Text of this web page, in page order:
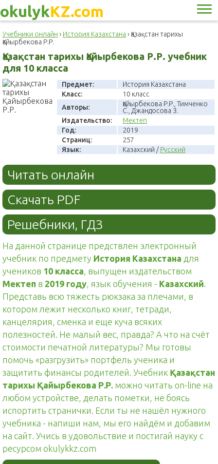
okulykKZ.com
Учебники онлайн › История Казахстана › Қазақстан тарихы
Қайырбекова Р.Р.
Қазақстан тарихы Қайырбекова Р.Р. учебник
для 10 класса
Предмет:
История Казахстана
Класс:
10 класс
Авторы:
Қайырбекова Р.Р., Тимченко
С., Джандосова З.
Издательство:
Мектеп
Год:
2019
Страниц:
257
Язык:
Казахский / Русский
Читать онлайн
Скачать PDF
Решебники, ГДЗ
На данной странице предствлен электронный
учебник по предмету История Казахстана для
учеников 10 класса, выпущен издательством
Мектеп в 2019 году, язык обучения - Казахский.
Представь всю тяжесть рюкзака за плечами, в
котором лежит несколько книг, тетради,
канцелярия, сменка и еще куча всяких
полезностей. Не малый вес, правда? А что на счёт
стоимости печатной литературы? Мы готовы
помочь «разгрузить» портфель ученика и
защитить финансы родителей. Учебник Қазақстан
тарихы Қайырбекова Р.Р. можно читать on-line на
любом устройстве, делать пометки, не боясь
испортить странички. Если ты не нашёл нужного
учебника - напиши нам, мы его найдём и добавим
на сайт. Учись в удовольствие и постигай науку с
ресурсом okulykkz.com